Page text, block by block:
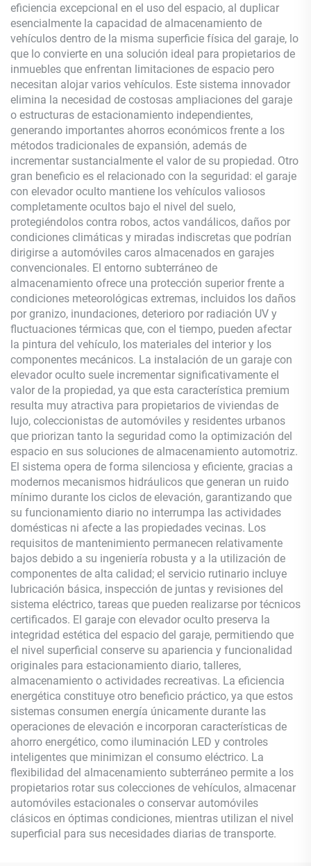
eficiencia excepcional en el uso del espacio, al duplicar
esencialmente la capacidad de almacenamiento de
vehículos dentro de la misma superficie física del garaje, lo
que lo convierte en una solución ideal para propietarios de
inmuebles que enfrentan limitaciones de espacio pero
necesitan alojar varios vehículos. Este sistema innovador
elimina la necesidad de costosas ampliaciones del garaje
o estructuras de estacionamiento independientes,
generando importantes ahorros económicos frente a los
métodos tradicionales de expansión, además de
incrementar sustancialmente el valor de su propiedad. Otro
gran beneficio es el relacionado con la seguridad: el garaje
con elevador oculto mantiene los vehículos valiosos
completamente ocultos bajo el nivel del suelo,
protegiéndolos contra robos, actos vandálicos, daños por
condiciones climáticas y miradas indiscretas que podrían
dirigirse a automóviles caros almacenados en garajes
convencionales. El entorno subterráneo de
almacenamiento ofrece una protección superior frente a
condiciones meteorológicas extremas, incluidos los daños
por granizo, inundaciones, deterioro por radiación UV y
fluctuaciones térmicas que, con el tiempo, pueden afectar
la pintura del vehículo, los materiales del interior y los
componentes mecánicos. La instalación de un garaje con
elevador oculto suele incrementar significativamente el
valor de la propiedad, ya que esta característica premium
resulta muy atractiva para propietarios de viviendas de
lujo, coleccionistas de automóviles y residentes urbanos
que priorizan tanto la seguridad como la optimización del
espacio en sus soluciones de almacenamiento automotriz.
El sistema opera de forma silenciosa y eficiente, gracias a
modernos mecanismos hidráulicos que generan un ruido
mínimo durante los ciclos de elevación, garantizando que
su funcionamiento diario no interrumpa las actividades
domésticas ni afecte a las propiedades vecinas. Los
requisitos de mantenimiento permanecen relativamente
bajos debido a su ingeniería robusta y a la utilización de
componentes de alta calidad; el servicio rutinario incluye
lubricación básica, inspección de juntas y revisiones del
sistema eléctrico, tareas que pueden realizarse por técnicos
certificados. El garaje con elevador oculto preserva la
integridad estética del espacio del garaje, permitiendo que
el nivel superficial conserve su apariencia y funcionalidad
originales para estacionamiento diario, talleres,
almacenamiento o actividades recreativas. La eficiencia
energética constituye otro beneficio práctico, ya que estos
sistemas consumen energía únicamente durante las
operaciones de elevación e incorporan características de
ahorro energético, como iluminación LED y controles
inteligentes que minimizan el consumo eléctrico. La
flexibilidad del almacenamiento subterráneo permite a los
propietarios rotar sus colecciones de vehículos, almacenar
automóviles estacionales o conservar automóviles
clásicos en óptimas condiciones, mientras utilizan el nivel
superficial para sus necesidades diarias de transporte.